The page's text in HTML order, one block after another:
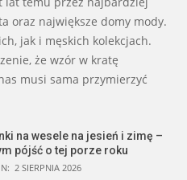
oraz największe domy mody.
jak i męskich kolekcjach.
że wzór w kratę
musi sama przymierzyć
na wesele na jesień i zimę –
pójść o tej porze roku
2 SIERPNIA 2026